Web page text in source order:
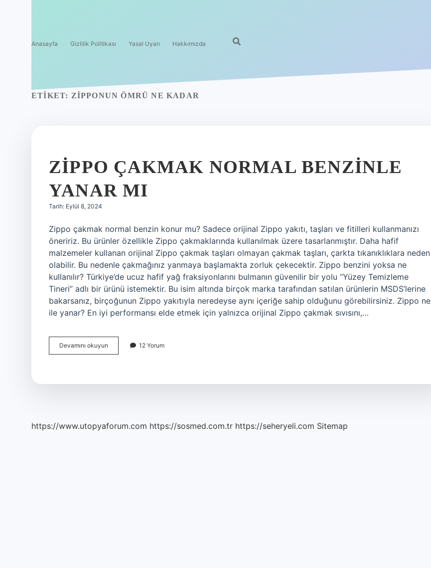
Anasayfa Gizlilik Politikası Yasal Uyarı Hakkımızda
ETIKET: ZIPPONUN ÖMRÜ NE KADAR
ZIPPO ÇAKMAK NORMAL BENZINLE
YANAR MI
Tarih: Eylül 8, 2024
Zippo çakmak normal benzin konur mu? Sadece orijinal Zippo yakıtı, taşları ve fitilleri kullanmanızı
öneririz. Bu ürünler özellikle Zippo çakmaklarında kullanılmak üzere tasarlanmıştır. Daha hafif
malzemeler kullanan orijinal Zippo çakmak taşları olmayan çakmak taşları, çarkta tıkanıklıklara neden
olabilir. Bu nedenle çakmağınız yanmaya başlamakta zorluk çekecektir. Zippo benzini yoksa ne
kullanılır? Türkiye’de ucuz hafif yağ fraksiyonlarını bulmanın güvenilir bir yolu “Yüzey Temizleme
Tineri” adlı bir ürünü istemektir. Bu isim altında birçok marka tarafından satılan ürünlerin MSDS’lerine
bakarsanız, birçoğunun Zippo yakıtıyla neredeyse aynı içeriğe sahip olduğunu görebilirsiniz. Zippo ne
ile yanar? En iyi performansı elde etmek için yalnızca orijinal Zippo çakmak sıvısını,…
Devamını okuyun
Çakmak
12 Yorum
https://www.utopyaforum.com https://sosmed.com.tr https://seheryeli.com Sitemap